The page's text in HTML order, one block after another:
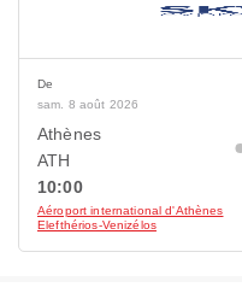
De
sam. 8 août 2026
Athènes
ATH
10:00
Aéroport international d'Athènes
Elefthérios-Venizélos